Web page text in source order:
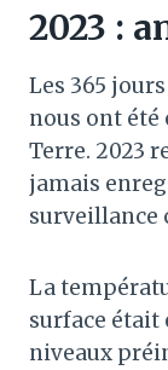
2023 :
Les 365
nous ont
Terre. 2023
jamais
surveillance
La
surface était
niveaux